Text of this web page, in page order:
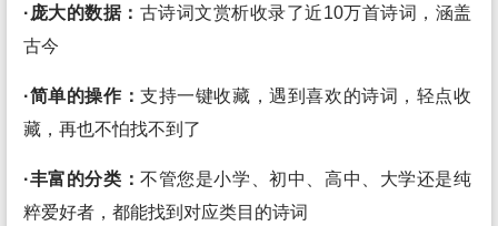
·庞大的数据： 古诗词文赏析收录了近10万首诗词，涵盖
古今
·简单的操作：支持一键收藏，遇到喜欢的诗词，轻点收
藏，再也不怕找不到了
·丰富的分类：不管您是小学、初中、高中、大学还是纯
粹爱好者，都能找到对应类目的诗词